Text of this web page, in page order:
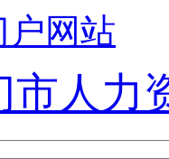
网站
市人力